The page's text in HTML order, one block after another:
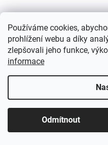
Používáme cookies,
prohlížení webu a díky
zlepšovali jeho funkce,
informace
Odmítnout